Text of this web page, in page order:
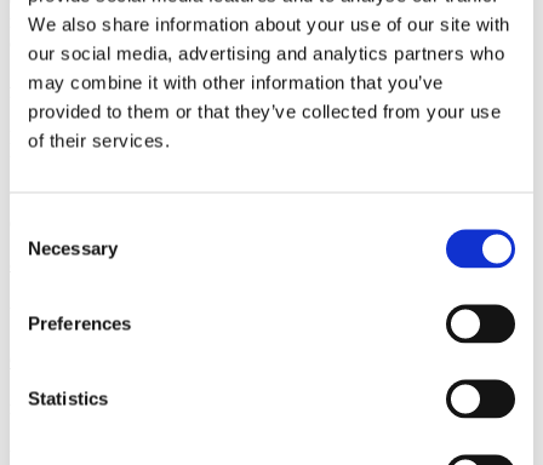
We also share information about your use of our site with
our social media, advertising and analytics partners who
may combine it with other information that you’ve
provided to them or that they’ve collected from your use
of their services.
Selection
Necessary
Preferences
Statistics
mlpå højre side og300 mlpå venstre side.Implantaterne er lagt
brystmusklen, medet 3 cm. ar i folden under brystet.
fokus på trygehd
Hos Kongeporten prioriterer vi din tryghed og tilfredshed – ikke kun
Du får gratis årlige kontroller, så vi kan sikre, at alt er, som det skal være.